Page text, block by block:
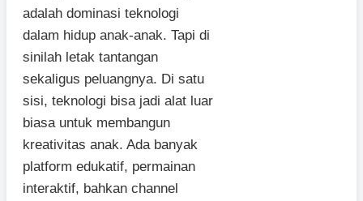
adalah dominasi teknologi
dalam hidup anak-anak. Tapi di
sinilah letak tantangan
sekaligus peluangnya. Di satu
sisi, teknologi bisa jadi alat luar
biasa untuk membangun
kreativitas anak. Ada banyak
platform edukatif, permainan
interaktif, bahkan channel